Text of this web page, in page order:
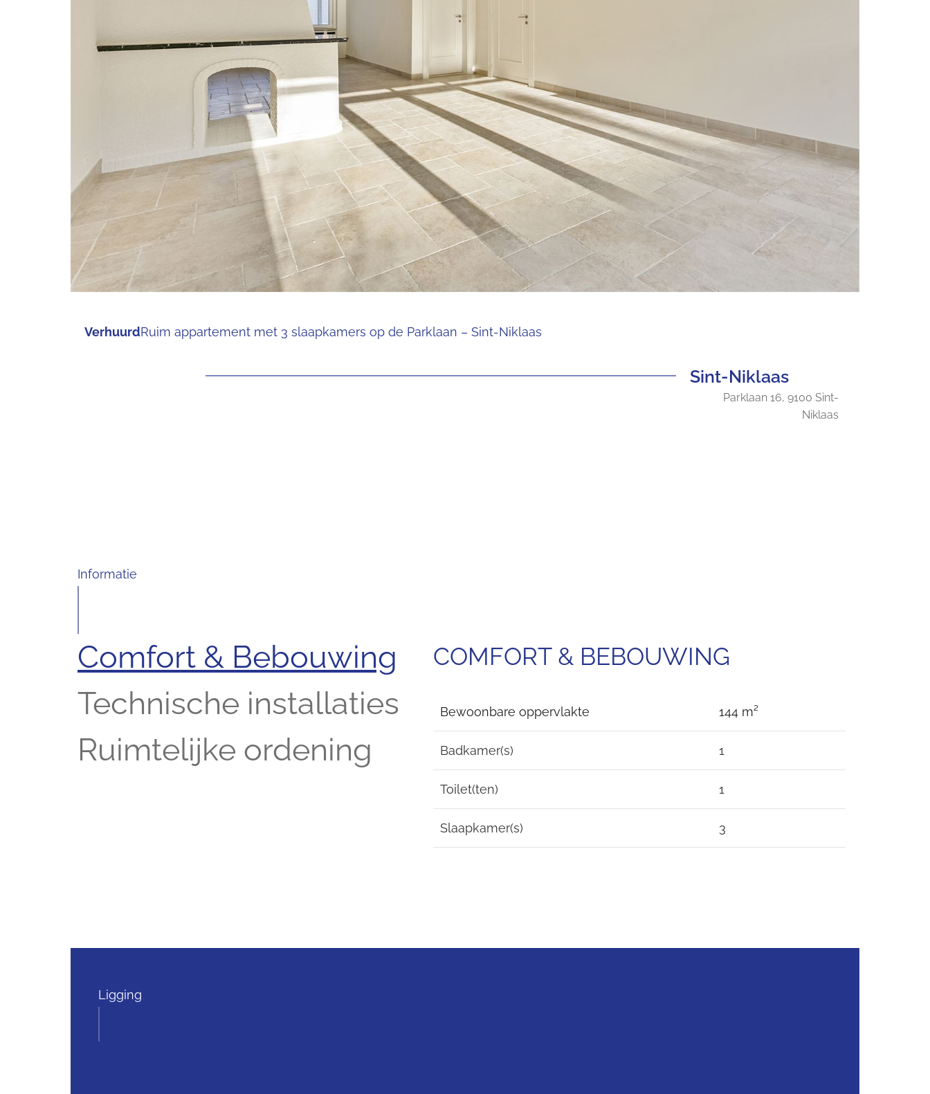
VerhuurdRuim appartement met 3 slaapkamers op de Parklaan – Sint-Niklaas
Sint-Niklaas
Parklaan 16, 9100 Sint-
Niklaas
Informatie
Comfort & Bebouwing
Technische installaties
Ruimtelijke ordening
COMFORT & BEBOUWING
Bewoonbare oppervlakte 144 m²
Badkamer(s) 1
Toilet(ten) 1
Slaapkamer(s) 3
Ligging